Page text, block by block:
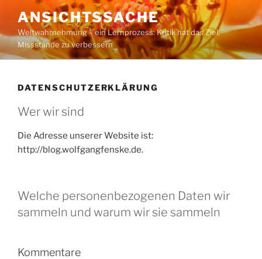
Inhalt
springen
ANSICHTSSACHE
Weltwahrnehmung – ein Lernprozess: Kritik hat das Ziel,
Missstände zu verbessern
DATENSCHUTZERKLÄRUNG
Wer wir sind
Die Adresse unserer Website ist:
http://blog.wolfgangfenske.de.
Welche personenbezogenen Daten wir
sammeln und warum wir sie sammeln
Kommentare